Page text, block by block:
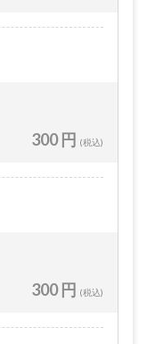
300 円 (税込)
300 円 (税込)